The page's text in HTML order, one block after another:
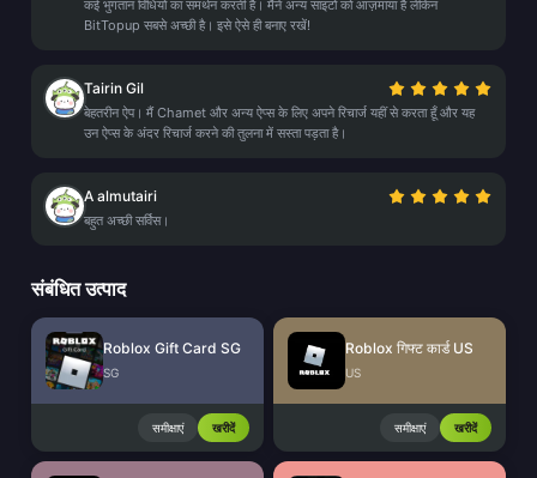
कई भुगतान विधियों का समर्थन करती है। मैंने अन्य साइटों को आज़माया है लेकिन
BitTopup सबसे अच्छी है। इसे ऐसे ही बनाए रखें!
Tairin Gil
बेहतरीन ऐप। मैं Chamet और अन्य ऐप्स के लिए अपने रिचार्ज यहीं से करता हूँ और यह
उन ऐप्स के अंदर रिचार्ज करने की तुलना में सस्ता पड़ता है।
A almutairi
बहुत अच्छी सर्विस।
संबंधित उत्पाद
Roblox Gift Card SG
SG
समीक्षाएं खरीदें
Roblox गिफ्ट कार्ड US
US
समीक्षाएं खरीदें